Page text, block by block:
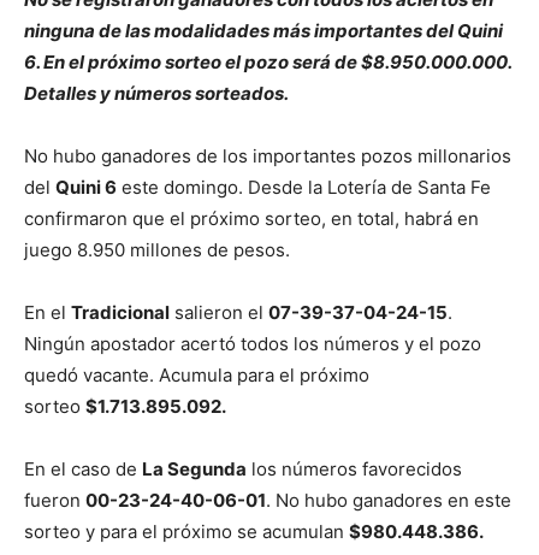
ninguna de las modalidades más importantes del Quini
6. En el próximo sorteo el pozo será de $8.950.000.000.
Detalles y números sorteados.
No hubo ganadores de los importantes pozos millonarios
del Quini 6 este domingo. Desde la Lotería de Santa Fe
confirmaron que el próximo sorteo, en total, habrá en
juego 8.950 millones de pesos.
En el Tradicional salieron el 07-39-37-04-24-15.
Ningún apostador acertó todos los números y el pozo
quedó vacante. Acumula para el próximo
sorteo $1.713.895.092.
En el caso de La Segunda los números favorecidos
fueron 00-23-24-40-06-01. No hubo ganadores en este
sorteo y para el próximo se acumulan $980.448.386.